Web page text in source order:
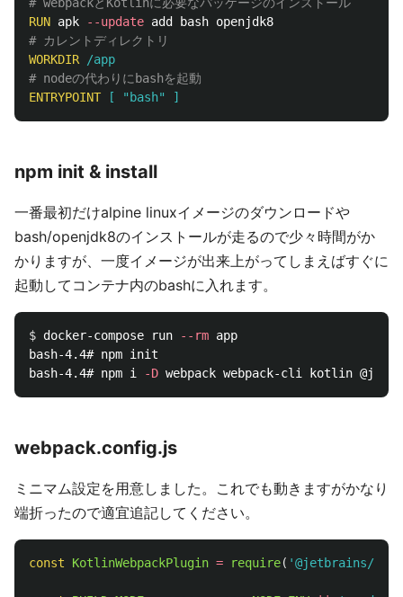
RUN apk --update
# カレントディレクトリ
WORKDIR /app
# nodeの代わりにbashを起動
ENTRYPOINT [ "bash" ]
npm init & install
一番最初だけalpine linuxイメージのダウンロードや
bash/openjdk8のインストールが走るので少々時間がか
かりますが、一度イメージが出来上がってしまえばすぐに
起動してコンテナ内のbashに入れます。
$ docker-compose run --rm app
bash-4.4# npm init
bash-4.4# npm i
-D
webpack.config.js
ミニマム設定を用意しました。これでも動きますがかなり
端折ったので適宜追記してください。
const KotlinWebpackPlugin = require( '@jetbrains/